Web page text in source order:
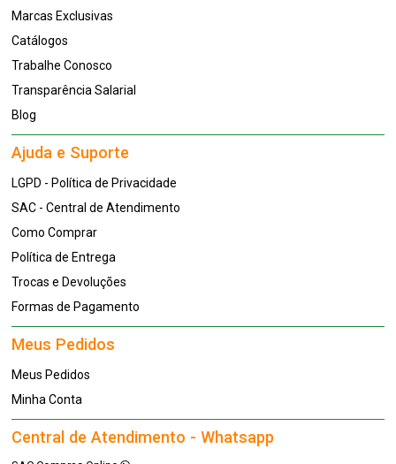
Marcas Exclusivas
Catálogos
Trabalhe Conosco
Transparência Salarial
Blog
Ajuda e Suporte
LGPD - Política de Privacidade
SAC - Central de Atendimento
Como Comprar
Política de Entrega
Trocas e Devoluções
Formas de Pagamento
Meus Pedidos
Meus Pedidos
Minha Conta
Central de Atendimento - Whatsapp